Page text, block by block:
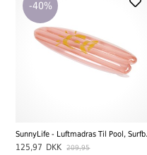
-40%
125,97 DKK 209,95